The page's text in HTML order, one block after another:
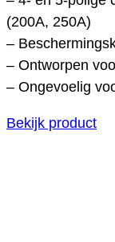
(200A, 250A)
–
– Ontworpen
– Ongevoelig
Bekijk product